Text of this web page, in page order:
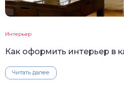
Интерьер
Как оформить интерьер в
Читать далее